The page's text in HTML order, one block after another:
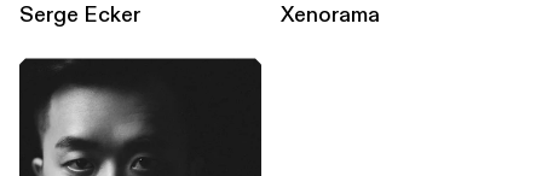
Serge Ecker Xenorama